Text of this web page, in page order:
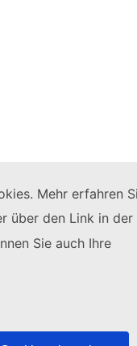
Mehr erfahren
über den Link in der
Sie auch Ihre